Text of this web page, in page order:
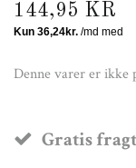
144,95 KR
Denne varer er ikke
Gratis fragt